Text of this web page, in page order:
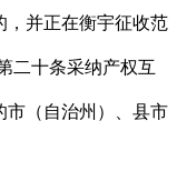
，并正在衡宇征收范
二十条采纳产权互
市（自治州）、县市